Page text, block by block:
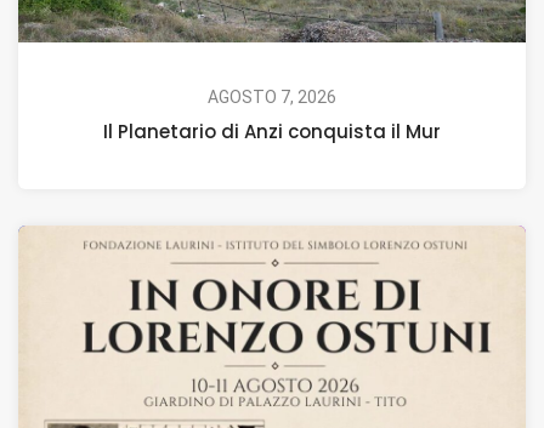
AGOSTO 7, 2026
Il Planetario di Anzi conquista il Mur